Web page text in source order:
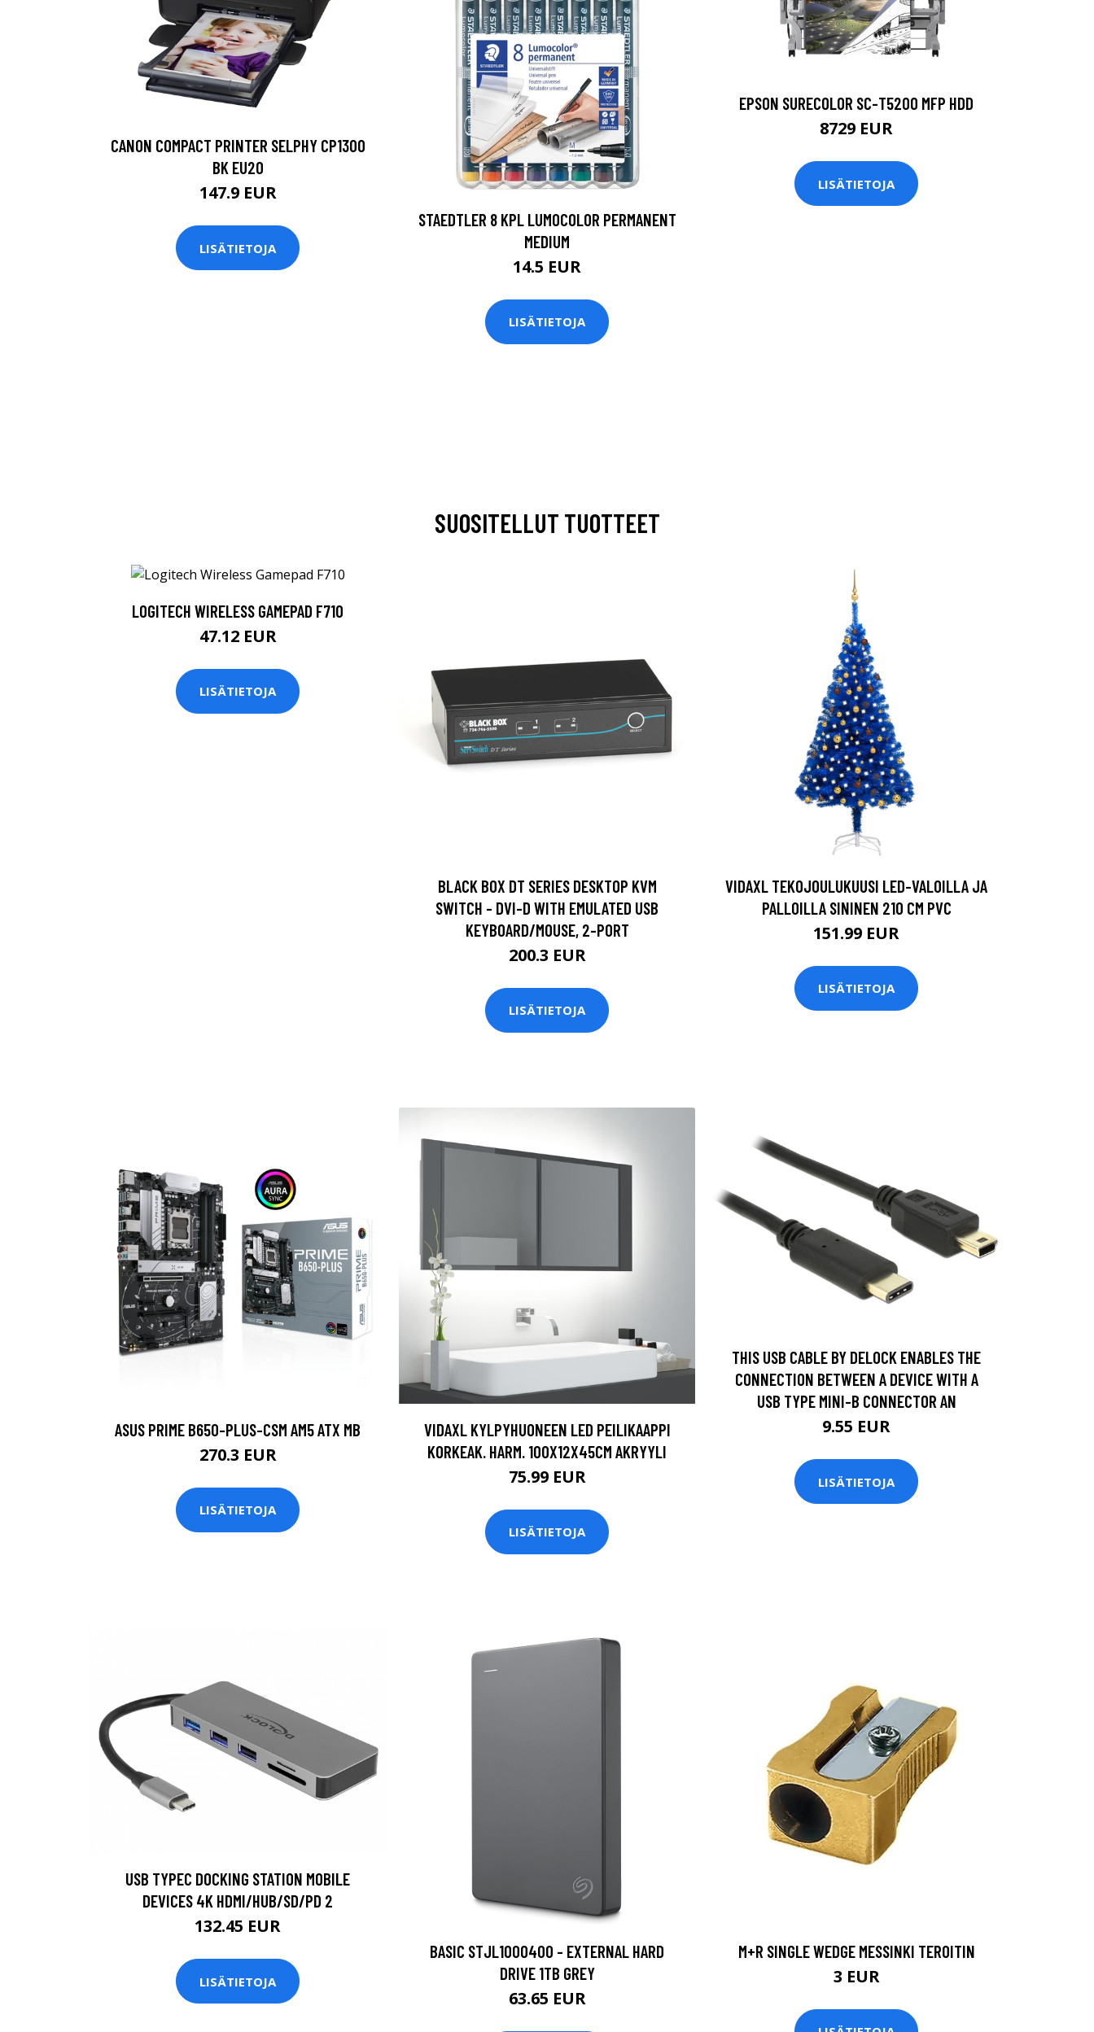
CANON COMPACT PRINTER SELPHY CP1300
BK EU20
147.9 EUR
LISÄTIETOJA
STAEDTLER 8 KPL LUMOCOLOR PERMANENT
MEDIUM
14.5 EUR
LISÄTIETOJA
EPSON SURECOLOR SC-T5200 MFP HDD
8729 EUR
LISÄTIETOJA
SUOSITELLUT TUOTTEET
LOGITECH WIRELESS GAMEPAD F710
47.12 EUR
LISÄTIETOJA
BLACK BOX DT SERIES DESKTOP KVM
SWITCH - DVI-D WITH EMULATED USB
KEYBOARD/MOUSE, 2-PORT
200.3 EUR
LISÄTIETOJA
VIDAXL TEKOJOULUKUUSI LED-VALOILLA JA
PALLOILLA SININEN 210 CM PVC
151.99 EUR
LISÄTIETOJA
ASUS PRIME B650-PLUS-CSM AM5 ATX MB
270.3 EUR
LISÄTIETOJA
VIDAXL KYLPYHUONEEN LED PEILIKAAPPI
KORKEAK. HARM. 100X12X45CM AKRYYLI
75.99 EUR
LISÄTIETOJA
THIS USB CABLE BY DELOCK ENABLES THE
CONNECTION BETWEEN A DEVICE WITH A
USB TYPE MINI-B CONNECTOR AN
9.55 EUR
LISÄTIETOJA
USB TYPEC DOCKING STATION MOBILE
DEVICES 4K HDMI/HUB/SD/PD 2
132.45 EUR
LISÄTIETOJA
BASIC STJL1000400 - EXTERNAL HARD
DRIVE 1TB GREY
63.65 EUR
M+R SINGLE WEDGE MESSINKI TEROITIN
3 EUR